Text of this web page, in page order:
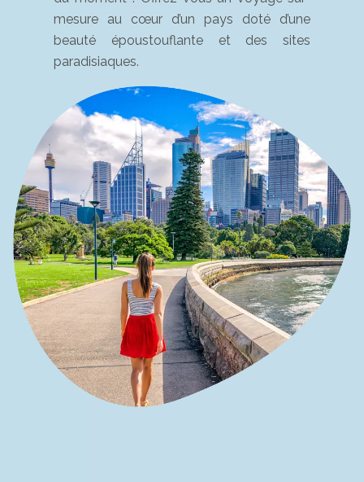
mesure au cœur d’un pays doté d’une
beauté époustouflante et des sites
paradisiaques.